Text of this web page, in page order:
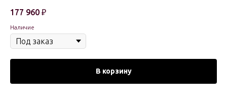
177 960 ₽
Наличие
В корзину